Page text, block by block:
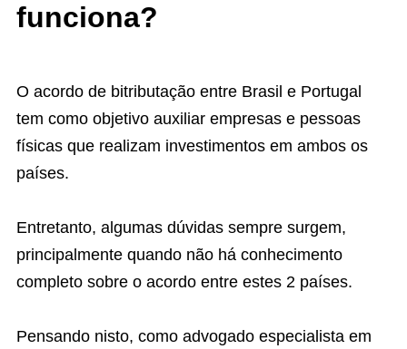
funciona?
O acordo de bitributação entre Brasil e Portugal
tem como objetivo auxiliar empresas e pessoas
físicas que realizam investimentos em ambos os
países.
Entretanto, algumas dúvidas sempre surgem,
principalmente quando não há conhecimento
completo sobre o acordo entre estes 2 países.
Pensando nisto, como advogado especialista em